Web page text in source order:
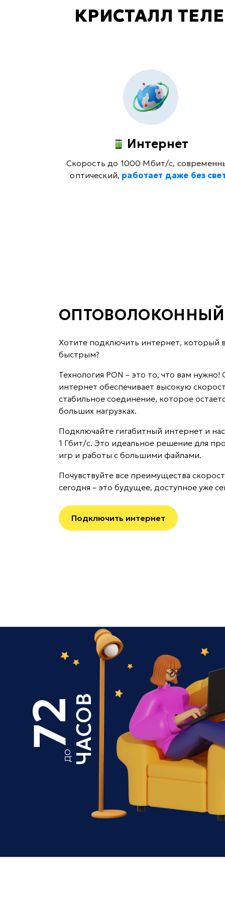
КРИСТАЛЛ
Интернет
Скорость до 1000 Мбит/с,
оптический, работает даже без
ОПТОВОЛОКОННЫЙ
Хотите подключить интернет, который
быстрым?
Технология PON – это то, что вам
интернет обеспечивает высокую
стабильное соединение, которое
больших нагрузках.
Подключайте гигабитный интернет и
1 Гбит/с. Это идеальное решение для
игр и работы с большими файлами.
Почувствуйте все преимущества
сегодня – это будущее, доступное уже
Подключить интернет
ДО
72ЧАСОВ